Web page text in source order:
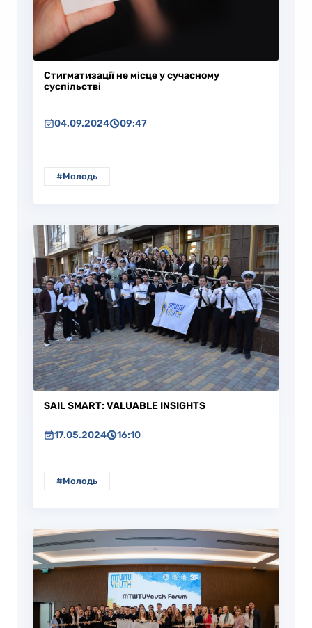
Стигматизації не місце у сучасному
суспільстві
04.09.2024 09:47
#Молодь
SAIL SMART: VALUABLE INSIGHTS
17.05.2024 16:10
#Молодь